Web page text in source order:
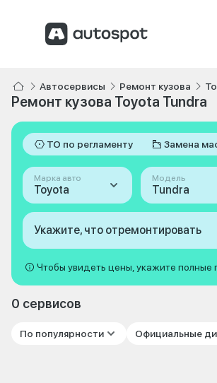
Автосервисы Ремонт кузова
Ремонт кузова Toyota Tundra
ТО по регламенту Замена
Марка авто
Toyota
Модель
Tundra
Укажите, что отремонтировать
Чтобы увидеть цены, укажите полные
0 сервисов
По популярности Официальные